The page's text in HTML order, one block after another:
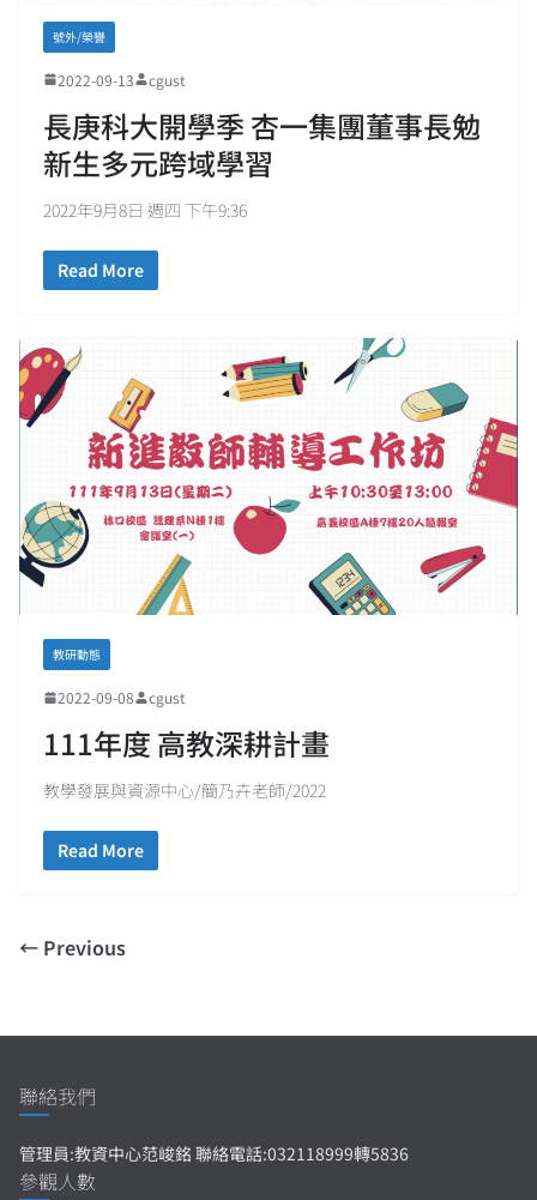
號外/榮譽
2022-09-13 cgust
長庚科大開學季 杏一集團董事長勉
新生多元跨域學習
2022年9月8日 週四 下午9:36
Read More
教研動態
2022-09-08 cgust
111年度 高教深耕計畫
教學發展與資源中心/簡乃卉老師/2022
Read More
← Previous
聯絡我們
管理員:教資中心范峻銘 聯絡電話:032118999轉5836
參觀人數